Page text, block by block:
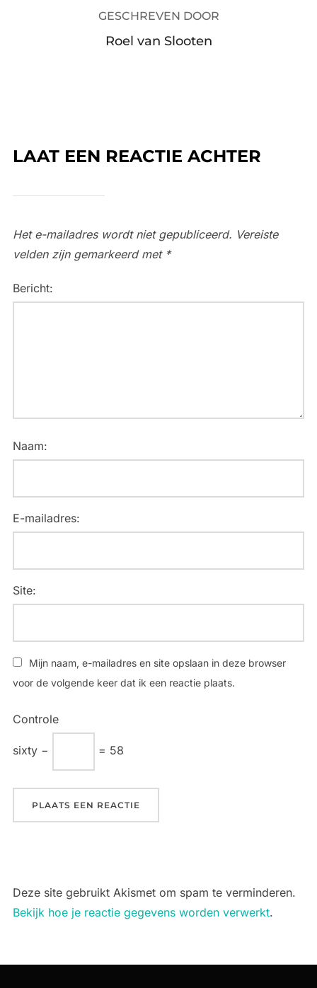
GESCHREVEN DOOR
Roel van Slooten
LAAT EEN REACTIE ACHTER
Het e-mailadres wordt niet gepubliceerd. Vereiste
velden zijn gemarkeerd met *
Bericht:
Naam:
E-mailadres:
Site:
Mijn naam, e-mailadres en site opslaan in deze browser
voor de volgende keer dat ik een reactie plaats.
Controle
sixty − = 58
Deze site gebruikt Akismet om spam te verminderen.
Bekijk hoe je reactie gegevens worden verwerkt.